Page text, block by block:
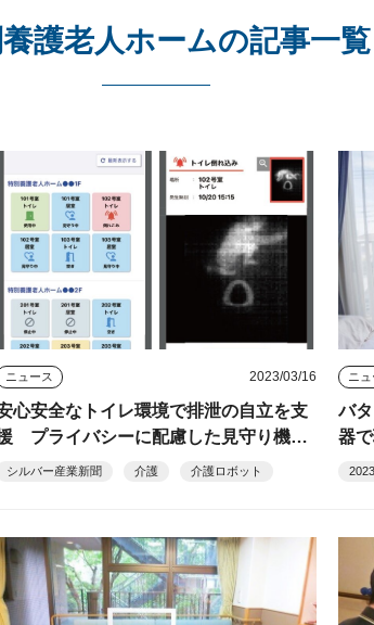
護老人ホームの記事一覧
ニュース 2023/03/16
心安全なトイレ環境で排泄の自立を支
プライバシーに配慮した見守り機器
活用
シルバー産業新聞 介護 介護ロボット
ニュ
バ
器